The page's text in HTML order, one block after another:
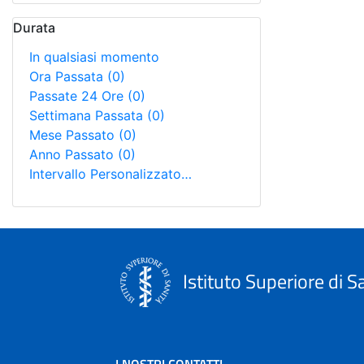
Durata
In qualsiasi momento
Ora Passata (0)
Passate 24 Ore (0)
Settimana Passata (0)
Mese Passato (0)
Anno Passato (0)
Intervallo Personalizzato…
Istituto Superiore di